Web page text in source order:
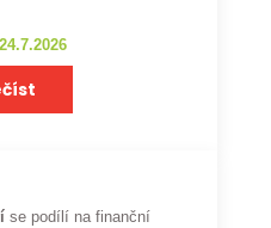
se podílí na finanční